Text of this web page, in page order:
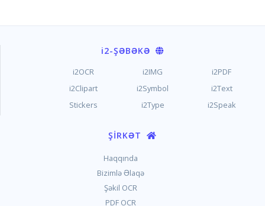
i2-ŞƏBƏKƏ
i2PDF
i2IMG
i2OCR
i2Text
i2Symbol
i2Clipart
i2Speak
i2Type
Stickers
Haqqında
Bizimlə Əlaqə
Şəkil OCR
PDF OCR